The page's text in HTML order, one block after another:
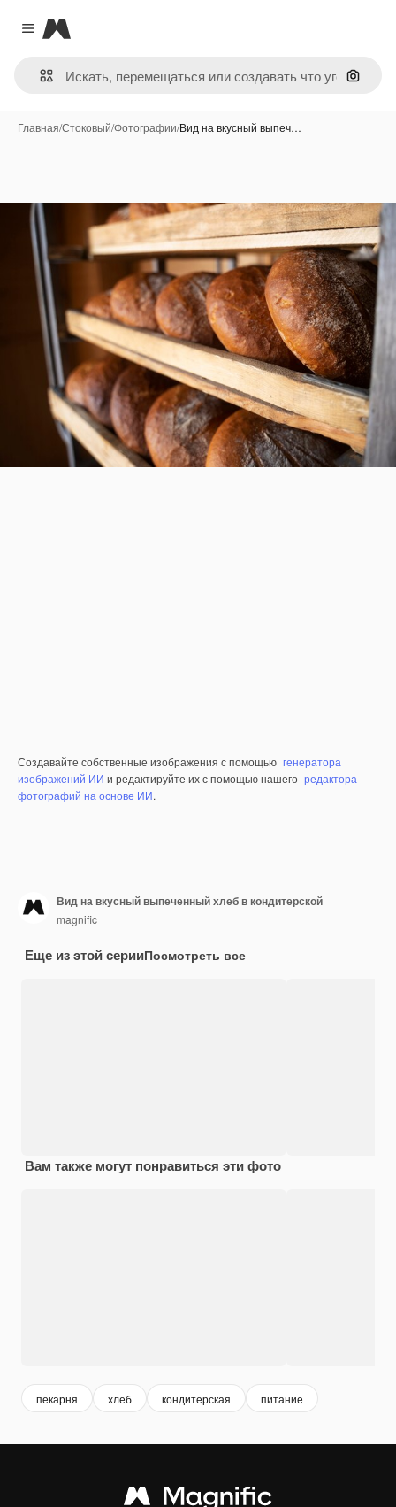
Close menu
Magnific
Поиск
Главная/Стоковый/Фотографии/Вид на вкусный выпеч…
Создавайте собственные изображения с помощью генератора
изображений ИИ и редактируйте их с помощью нашего редактора
фотографий на основе ИИ.
Вид на вкусный выпеченный хлеб в кондитерской
magnific
Еще из этой серииПосмотреть все
Вам также могут понравиться эти фото
пекарня хлеб кондитерская питание